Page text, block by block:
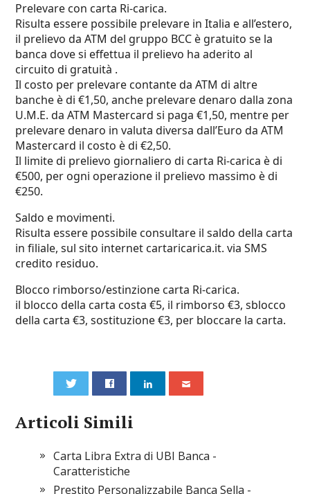
Prelevare con carta Ri-carica.
Risulta essere possibile prelevare in Italia e all’estero,
il prelievo da ATM del gruppo BCC è gratuito se la
banca dove si effettua il prelievo ha aderito al
circuito di gratuità .
Il costo per prelevare contante da ATM di altre
banche è di €1,50, anche prelevare denaro dalla zona
U.M.E. da ATM Mastercard si paga €1,50, mentre per
prelevare denaro in valuta diversa dall’Euro da ATM
Mastercard il costo è di €2,50.
Il limite di prelievo giornaliero di carta Ri-carica è di
€500, per ogni operazione il prelievo massimo è di
€250.
Saldo e movimenti.
Risulta essere possibile consultare il saldo della carta
in filiale, sul sito internet cartaricarica.it. via SMS
credito residuo.
Blocco rimborso/estinzione carta Ri-carica.
il blocco della carta costa €5, il rimborso €3, sblocco
della carta €3, sostituzione €3, per bloccare la carta.
Articoli Simili
Carta Libra Extra di UBI Banca -
Caratteristiche
Prestito Personalizzabile Banca Sella -